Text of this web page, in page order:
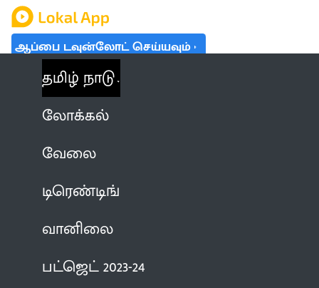
ஆப்பை டவுன்லோட் செய்யவும்
தமிழ் நாடு
லோக்கல்
வேலை
டிரெண்டிங்
வானிலை
பட்ஜெட் 2023-24